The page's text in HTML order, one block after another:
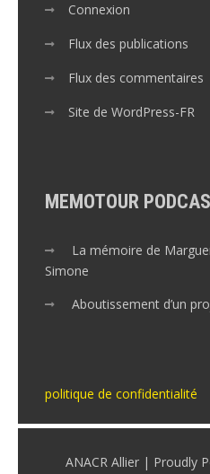
Connexion
Flux des publications
Flux des commentaires
Site de WordPress-FR
MEMOTOUR
La mémoire de
Simone
Aboutissement d’un
politique de confidentialité
ANACR Allier | Proudly